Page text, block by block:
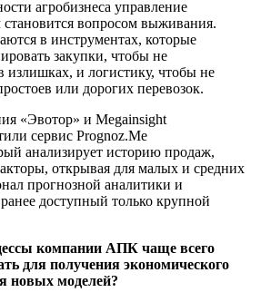
агробизнеса управление
вопросом выживания.
в инструментах, которые
закупки, чтобы не
излишках, и логистику, чтобы не
или дорогих перевозок.
«Эвотор» и Megainsight
сервис Prognoz.Me
анализирует историю продаж,
открывая для малых и средних
прогнозной аналитики и
доступный только крупной
компании АПК чаще всего
для получения экономического
новых моделей?